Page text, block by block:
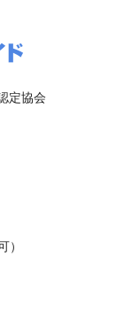
定協会
）